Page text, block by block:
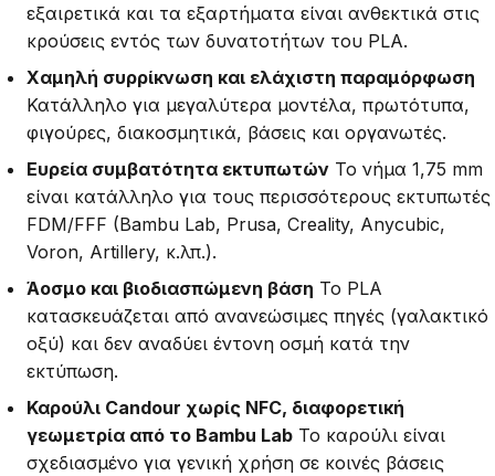
εξαιρετικά και τα εξαρτήματα είναι ανθεκτικά στις
κρούσεις εντός των δυνατοτήτων του PLA.
Χαμηλή συρρίκνωση και ελάχιστη παραμόρφωση
Κατάλληλο για μεγαλύτερα μοντέλα, πρωτότυπα,
φιγούρες, διακοσμητικά, βάσεις και οργανωτές.
Ευρεία συμβατότητα εκτυπωτών Το νήμα 1,75 mm
είναι κατάλληλο για τους περισσότερους εκτυπωτές
FDM/FFF (Bambu Lab, Prusa, Creality, Anycubic,
Voron, Artillery, κ.λπ.).
Άοσμο και βιοδιασπώμενη βάση Το PLA
κατασκευάζεται από ανανεώσιμες πηγές (γαλακτικό
οξύ) και δεν αναδύει έντονη οσμή κατά την
εκτύπωση.
Καρούλι Candour χωρίς NFC, διαφορετική
γεωμετρία από το Bambu Lab Το καρούλι είναι
σχεδιασμένο για γενική χρήση σε κοινές βάσεις